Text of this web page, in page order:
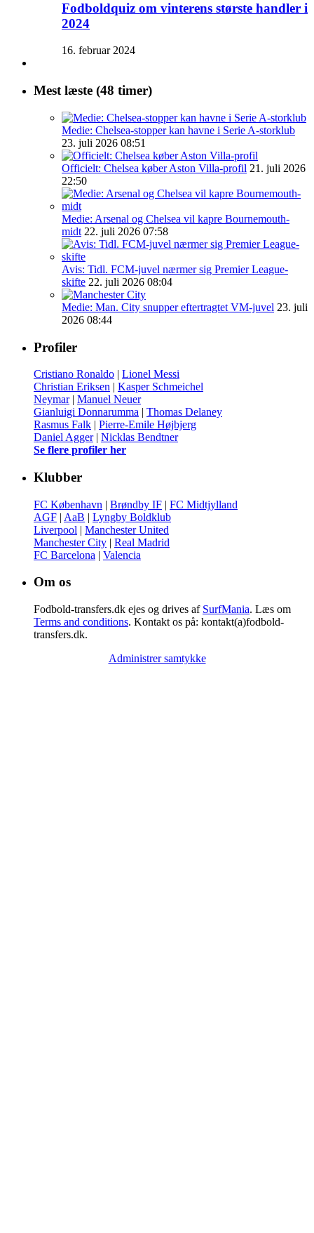
Fodboldquiz om vinterens største handler i
2024
16. februar 2024
Mest læste (48 timer)
Medie: Chelsea-stopper kan havne i Serie A-storklub
23. juli 2026 08:51
Officielt: Chelsea køber Aston Villa-profil 21. juli 2026
22:50
Medie: Arsenal og Chelsea vil kapre Bournemouth-
midt 22. juli 2026 07:58
Avis: Tidl. FCM-juvel nærmer sig Premier League-
skifte 22. juli 2026 08:04
Medie: Man. City snupper eftertragtet VM-juvel 23. juli
2026 08:44
Profiler
Cristiano Ronaldo | Lionel Messi
Christian Eriksen | Kasper Schmeichel
Neymar| Manuel Neuer
Gianluigi Donnarumma | Thomas Delaney
Rasmus Falk | Pierre-Emile Højbjerg
Daniel Agger| Nicklas Bendtner
Se flere profiler her
Klubber
FC København | Brøndby IF | FC Midtjylland
AGF | AaB | Lyngby Boldklub
Liverpool | Manchester United
Manchester City | Real Madrid
FC Barcelona | Valencia
Om os
Fodbold-transfers.dk ejes og drives af SurfMania. Læs om
Terms and conditions. Kontakt os på: kontakt(a)fodbold-
transfers.dk.
Administrer samtykke